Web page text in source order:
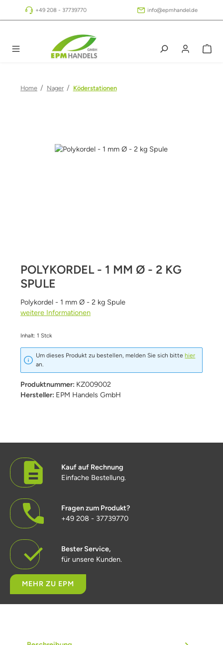
Zum Hauptinhalt springen
+49 208 - 37739770 info@epmhandel.de
Home / Nager / Köderstationen
Bildergalerie überspringen
POLYKORDEL - 1 MM Ø - 2 KG
SPULE
Polykordel - 1 mm Ø - 2 kg Spule
weitere Informationen
Inhalt: 1 Stck
Um dieses Produkt zu bestellen, melden Sie sich bitte hier
an.
Produktnummer: KZ009002
Hersteller: EPM Handels GmbH
Kauf auf Rechnung
Einfache Bestellung.
Fragen zum Produkt?
+49 208 - 37739770
Bester Service,
für unsere Kunden.
MEHR ZU EPM